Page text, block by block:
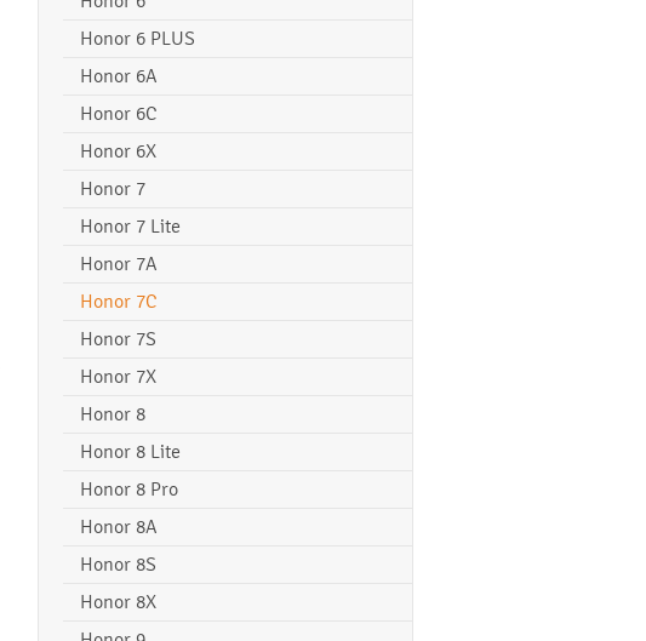
Honor 6 PLUS
Honor 6A
Honor 6C
Honor 6X
Honor 7
Honor 7 Lite
Honor 7A
Honor 7C
Honor 7S
Honor 7X
Honor 8
Honor 8 Lite
Honor 8 Pro
Honor 8A
Honor 8S
Honor 8X